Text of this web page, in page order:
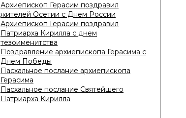
Архиепископ Герасим поздравил
жителей Осетии с Днем России
Архиепископ Герасим поздравил
Патриарха Кирилла с днем
тезоименитства
Поздравление архиепископа Герасима с
Днем Победы
Пасхальное послание архиепископа
Герасима
Пасхальное послание Святейшего
Патриарха Кирилла